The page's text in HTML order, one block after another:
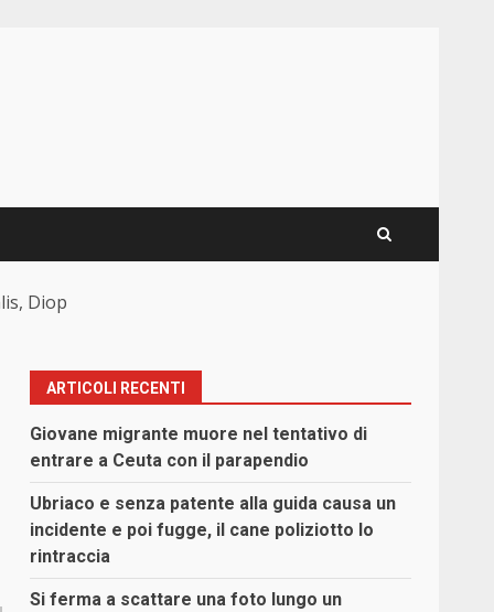
Diop
ARTICOLI RECENTI
Giovane migrante muore nel tentativo di
entrare a Ceuta con il parapendio
Ubriaco e senza patente alla guida causa un
incidente e poi fugge, il cane poliziotto lo
rintraccia
Si ferma a scattare una foto lungo un